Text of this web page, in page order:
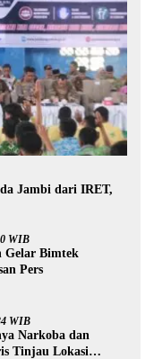
Jambi dari IRET,
WIB
Gelar Bimtek
Pers
WIB
Narkoba dan
Tinjau Lokasi